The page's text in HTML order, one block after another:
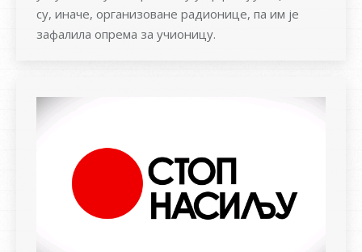
су, иначе, организоване радионице, па им је
зафалила опрема за учионицу.